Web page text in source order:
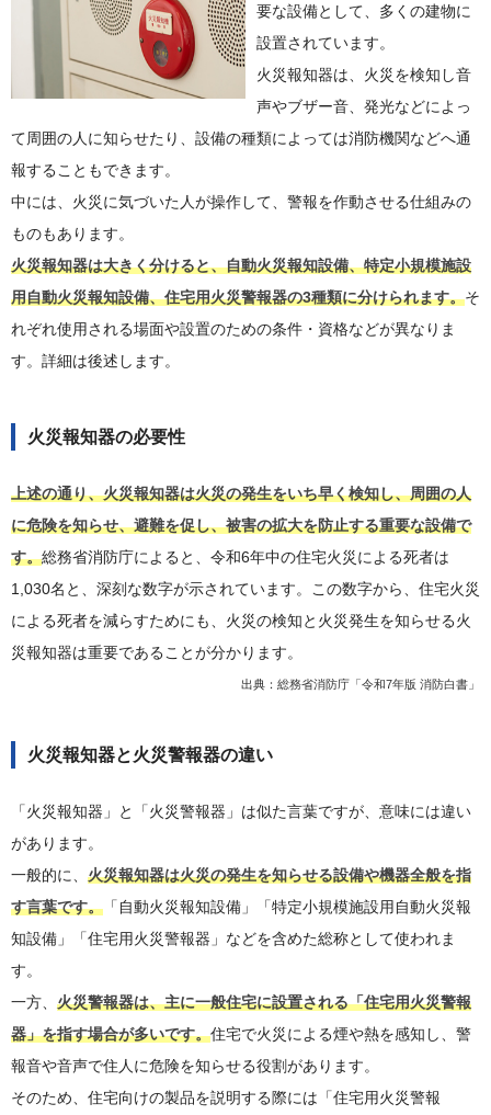
要な設備として、多くの建物に
設置されています。
火災報知器は、火災を検知し音
声やブザー音、発光などによっ
て周囲の人に知らせたり、設備の種類によっては消防機関などへ通
報することもできます。
中には、火災に気づいた人が操作して、警報を作動させる仕組みの
ものもあります。
火災報知器は大きく分けると、自動火災報知設備、特定小規模施設
用自動火災報知設備、住宅用火災警報器の3種類に分けられます。そ
れぞれ使用される場面や設置のための条件・資格などが異なりま
す。詳細は後述します。
火災報知器の必要性
上述の通り、火災報知器は火災の発生をいち早く検知し、周囲の人
に危険を知らせ、避難を促し、被害の拡大を防止する重要な設備で
す。総務省消防庁によると、令和6年中の住宅火災による死者は
1,030名と、深刻な数字が示されています。この数字から、住宅火災
による死者を減らすためにも、火災の検知と火災発生を知らせる火
災報知器は重要であることが分かります。
出典： 総務省消防庁「令和7年版 消防白書」
火災報知器と火災警報器の違い
「火災報知器」と「火災警報器」は似た言葉ですが、意味には違い
があります。
一般的に、 火災報知器は火災の発生を知らせる設備や機器全般を指
す言葉です。 「自動火災報知設備」「特定小規模施設用自動火災報
知設備」「住宅用火災警報器」などを含めた総称として使われま
す。
一方、 火災警報器は、主に一般住宅に設置される「住宅用火災警報
器」を指す場合が多いです。住宅で火災による煙や熱を感知し、警
報音や音声で住人に危険を知らせる役割があります。
そのため、住宅向けの製品を説明する際には「住宅用火災警報